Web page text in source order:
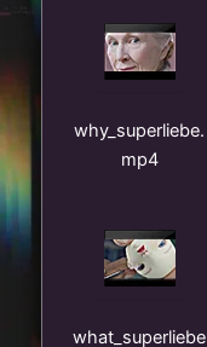
why_superliebe.
mp4
what_superliebe